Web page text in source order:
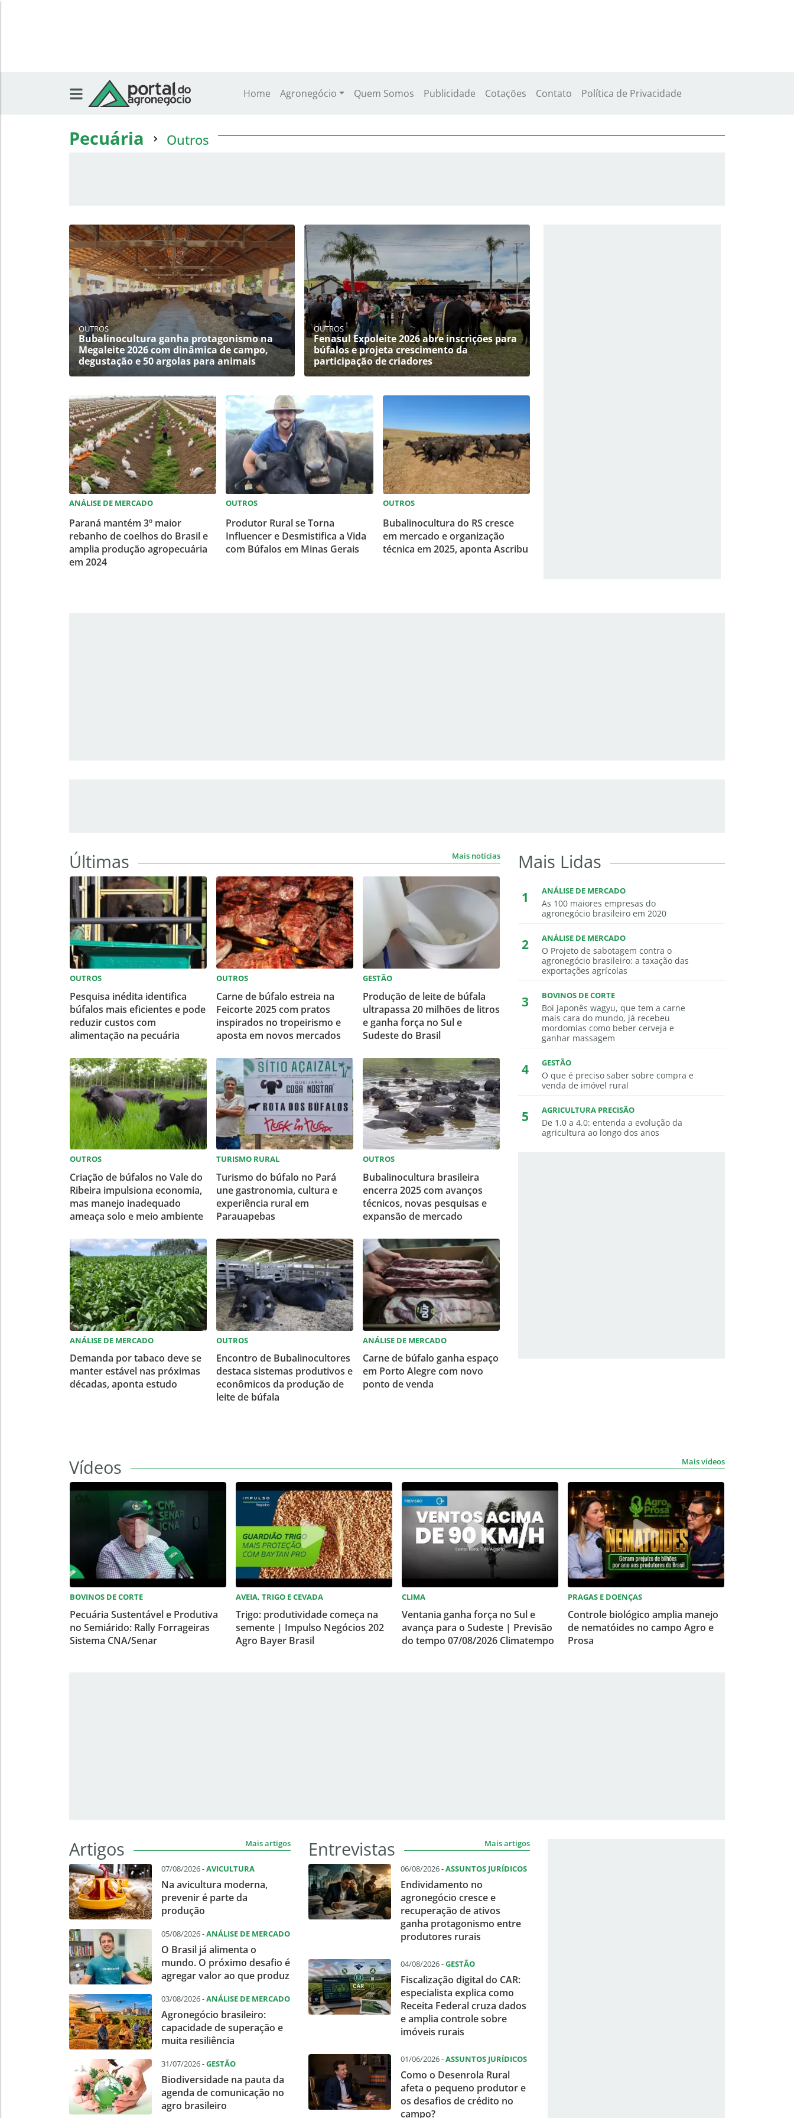
Home Agronegócio Quem Somos Publicidade Cotações Contato Política de Privacidade
Pecuária Outros
OUTROS
Bubalinocultura ganha protagonismo na
Megaleite 2026 com dinâmica de campo,
degustação e 50 argolas para animais
OUTROS
Fenasul Expoleite 2026 abre inscrições para
búfalos e projeta crescimento da
participação de criadores
ANÁLISE DE MERCADO
Paraná mantém 3º maior
rebanho de coelhos do Brasil e
amplia produção agropecuária
em 2024
OUTROS
Produtor Rural se Torna
Influencer e Desmistifica a Vida
com Búfalos em Minas Gerais
OUTROS
Bubalinocultura do RS cresce
em mercado e organização
técnica em 2025, aponta Ascribu
Últimas Mais notícias
OUTROS
Pesquisa inédita identifica
búfalos mais eficientes e pode
reduzir custos com
alimentação na pecuária
OUTROS
Carne de búfalo estreia na
Feicorte 2025 com pratos
inspirados no tropeirismo e
aposta em novos mercados
GESTÃO
Produção de leite de búfala
ultrapassa 20 milhões de litros
e ganha força no Sul e
Sudeste do Brasil
OUTROS
Criação de búfalos no Vale do
Ribeira impulsiona economia,
mas manejo inadequado
ameaça solo e meio ambiente
TURISMO RURAL
Turismo do búfalo no Pará
une gastronomia, cultura e
experiência rural em
Parauapebas
OUTROS
Bubalinocultura brasileira
encerra 2025 com avanços
técnicos, novas pesquisas e
expansão de mercado
ANÁLISE DE MERCADO
Demanda por tabaco deve se
manter estável nas próximas
décadas, aponta estudo
OUTROS
Encontro de Bubalinocultores
destaca sistemas produtivos e
econômicos da produção de
leite de búfala
ANÁLISE DE MERCADO
Carne de búfalo ganha espaço
em Porto Alegre com novo
ponto de venda
Mais Lidas
ANÁLISE DE MERCADO
As 100 maiores empresas do
agronegócio brasileiro em 2020
ANÁLISE DE MERCADO
O Projeto de sabotagem contra o
agronegócio brasileiro: a taxação das
exportações agrícolas
BOVINOS DE CORTE
Boi japonês wagyu, que tem a carne
mais cara do mundo, já recebeu
mordomias como beber cerveja e
ganhar massagem
GESTÃO
O que é preciso saber sobre compra e
venda de imóvel rural
AGRICULTURA PRECISÃO
De 1.0 a 4.0: entenda a evolução da
agricultura ao longo dos anos
Vídeos Mais vídeos
BOVINOS DE CORTE
Pecuária Sustentável e Produtiva
no Semiárido: Rally Forrageiras
Sistema CNA/Senar
AVEIA, TRIGO E CEVADA
Trigo: produtividade começa na
semente | Impulso Negócios 202
Agro Bayer Brasil
CLIMA
Ventania ganha força no Sul e
avança para o Sudeste | Previsão
do tempo 07/08/2026 Climatempo
PRAGAS E DOENÇAS
Controle biológico amplia manejo
de nematóides no campo Agro e
Prosa
Artigos Mais artigos
07/08/2026 -AVICULTURA
Na avicultura moderna,
prevenir é parte da
produção
05/08/2026 -ANÁLISE DE MERCADO
O Brasil já alimenta o
mundo. O próximo desafio é
agregar valor ao que produz
03/08/2026 -ANÁLISE DE MERCADO
Agronegócio brasileiro:
capacidade de superação e
muita resiliência
31/07/2026 -GESTÃO
Biodiversidade na pauta da
agenda de comunicação no
agro brasileiro
Entrevistas Mais artigos
06/08/2026 -ASSUNTOS JURÍDICOS
Endividamento no
agronegócio cresce e
recuperação de ativos
ganha protagonismo entre
produtores rurais
04/08/2026 -GESTÃO
Fiscalização digital do CAR:
especialista explica como
Receita Federal cruza dados
e amplia controle sobre
imóveis rurais
01/06/2026 -ASSUNTOS JURÍDICOS
Como o Desenrola Rural
afeta o pequeno produtor e
os desafios de crédito no
campo?